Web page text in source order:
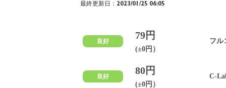
最終更新日：2023/01/25 06:05
良好
79円
(±0円）
フル
良好
80円
(±0円）
C-